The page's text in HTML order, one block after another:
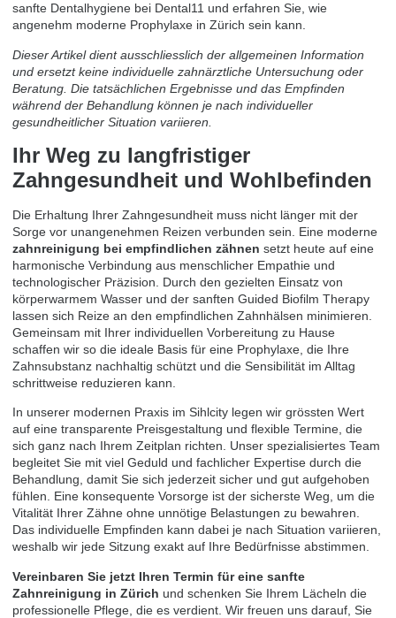
sanfte Dentalhygiene bei Dental11 und erfahren Sie, wie
angenehm moderne Prophylaxe in Zürich sein kann.
Dieser Artikel dient ausschliesslich der allgemeinen Information
und ersetzt keine individuelle zahnärztliche Untersuchung oder
Beratung. Die tatsächlichen Ergebnisse und das Empfinden
während der Behandlung können je nach individueller
gesundheitlicher Situation variieren.
Ihr Weg zu langfristiger
Zahngesundheit und Wohlbefinden
Die Erhaltung Ihrer Zahngesundheit muss nicht länger mit der
Sorge vor unangenehmen Reizen verbunden sein. Eine moderne
zahnreinigung bei empfindlichen zähnen setzt heute auf eine
harmonische Verbindung aus menschlicher Empathie und
technologischer Präzision. Durch den gezielten Einsatz von
körperwarmem Wasser und der sanften Guided Biofilm Therapy
lassen sich Reize an den empfindlichen Zahnhälsen minimieren.
Gemeinsam mit Ihrer individuellen Vorbereitung zu Hause
schaffen wir so die ideale Basis für eine Prophylaxe, die Ihre
Zahnsubstanz nachhaltig schützt und die Sensibilität im Alltag
schrittweise reduzieren kann.
In unserer modernen Praxis im Sihlcity legen wir grössten Wert
auf eine transparente Preisgestaltung und flexible Termine, die
sich ganz nach Ihrem Zeitplan richten. Unser spezialisiertes Team
begleitet Sie mit viel Geduld und fachlicher Expertise durch die
Behandlung, damit Sie sich jederzeit sicher und gut aufgehoben
fühlen. Eine konsequente Vorsorge ist der sicherste Weg, um die
Vitalität Ihrer Zähne ohne unnötige Belastungen zu bewahren.
Das individuelle Empfinden kann dabei je nach Situation variieren,
weshalb wir jede Sitzung exakt auf Ihre Bedürfnisse abstimmen.
Vereinbaren Sie jetzt Ihren Termin für eine sanfte
Zahnreinigung in Zürich und schenken Sie Ihrem Lächeln die
professionelle Pflege, die es verdient. Wir freuen uns darauf, Sie